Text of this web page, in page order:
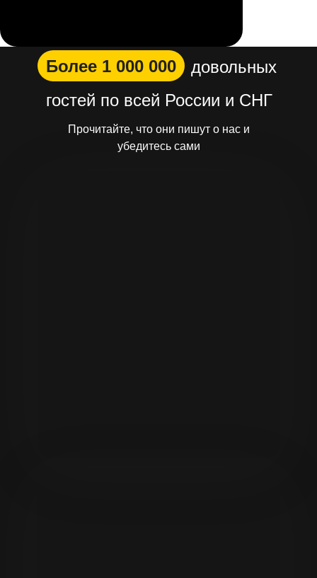
Прочитайте, что они пишут о нас и
убедитесь сами
Более 1 000 000
довольных
гостей по всей России и СНГ